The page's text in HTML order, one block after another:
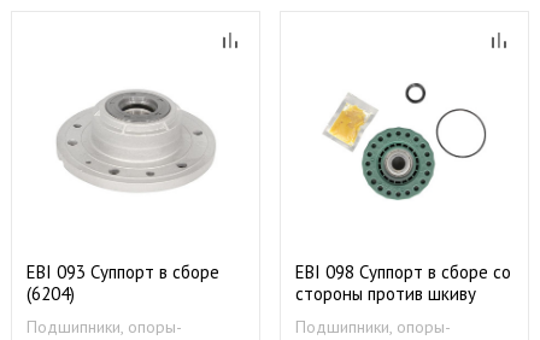
EBI 093 Суппорт в сборе
(6204)
Подшипники, опоры-
EBI 098 Суппорт в сборе со
стороны против шкиву
(Left) (6203
Подшипники, опоры-